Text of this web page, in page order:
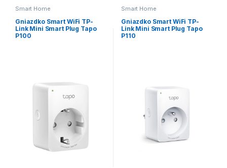
Smart Home
Gniazdko Smart WiFi TP-
Link Mini Smart Plug Tapo
P100
Smart Home
Gniazdko Smart WiFi TP-
Link Mini Smart Plug Tapo
P110